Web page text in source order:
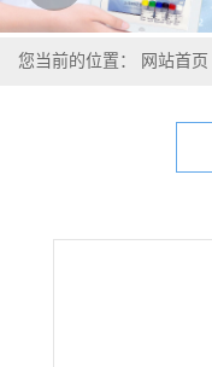
您当前的位置： 网站首页